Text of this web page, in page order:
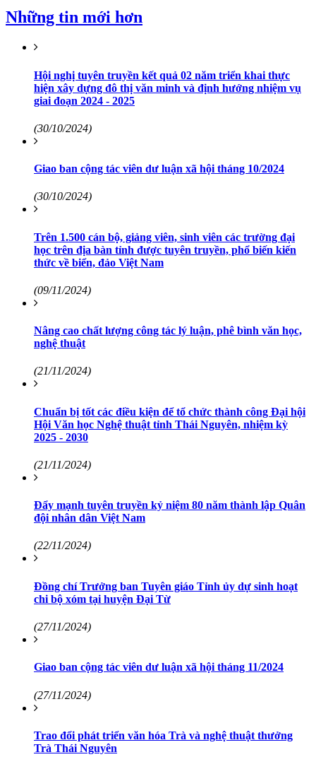
Những tin mới hơn
Hội nghị tuyên truyền kết quả 02 năm triển khai thực
hiện xây dựng đô thị văn minh và định hướng nhiệm vụ
giai đoạn 2024 - 2025
(30/10/2024)
Giao ban cộng tác viên dư luận xã hội tháng 10/2024
(30/10/2024)
Trên 1.500 cán bộ, giảng viên, sinh viên các trường đại
học trên địa bàn tỉnh được tuyên truyền, phổ biến kiến
thức về biển, đảo Việt Nam
(09/11/2024)
Nâng cao chất lượng công tác lý luận, phê bình văn học,
nghệ thuật
(21/11/2024)
Chuẩn bị tốt các điều kiện để tổ chức thành công Đại hội
Hội Văn học Nghệ thuật tỉnh Thái Nguyên, nhiệm kỳ
2025 - 2030
(21/11/2024)
Đẩy mạnh tuyên truyền kỷ niệm 80 năm thành lập Quân
đội nhân dân Việt Nam
(22/11/2024)
Đồng chí Trưởng ban Tuyên giáo Tỉnh ủy dự sinh hoạt
chi bộ xóm tại huyện Đại Từ
(27/11/2024)
Giao ban cộng tác viên dư luận xã hội tháng 11/2024
(27/11/2024)
Trao đổi phát triển văn hóa Trà và nghệ thuật thưởng
Trà Thái Nguyên